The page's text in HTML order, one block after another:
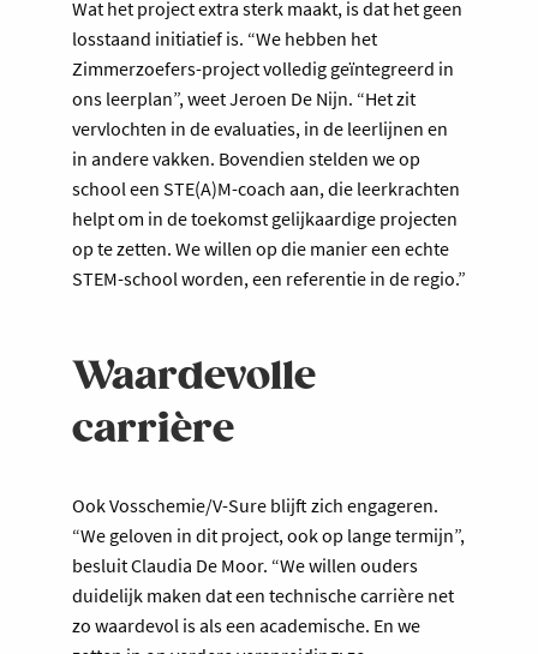
Wat het project extra sterk maakt, is dat het geen
losstaand initiatief is. “We hebben het
Zimmerzoefers-project volledig geïntegreerd in
ons leerplan”, weet Jeroen De Nijn. “Het zit
vervlochten in de evaluaties, in de leerlijnen en
in andere vakken. Bovendien stelden we op
school een STE(A)M-coach aan, die leerkrachten
helpt om in de toekomst gelijkaardige projecten
op te zetten. We willen op die manier een echte
STEM-school worden, een referentie in de regio.”
Waardevolle
carrière
Ook Vosschemie/V-Sure blijft zich engageren.
“We geloven in dit project, ook op lange termijn”,
besluit Claudia De Moor. “We willen ouders
duidelijk maken dat een technische carrière net
zo waardevol is als een academische. En we